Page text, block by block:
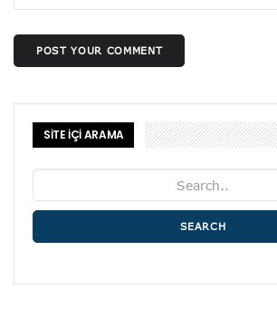
POST YOUR COMMENT
SİTE İÇİ ARAMA
SEARCH